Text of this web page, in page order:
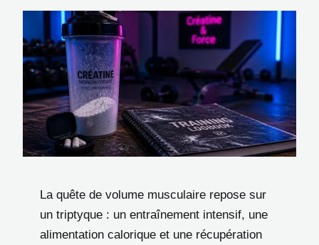
La quête de volume musculaire repose sur
un triptyque : un entraînement intensif, une
alimentation calorique et une récupération